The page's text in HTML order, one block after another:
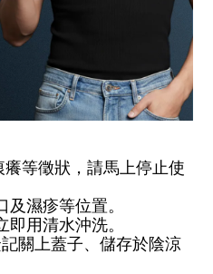
等徵狀，請馬上停止使
濕疹等位置。
用清水沖洗。
關上蓋子、儲存於陰涼